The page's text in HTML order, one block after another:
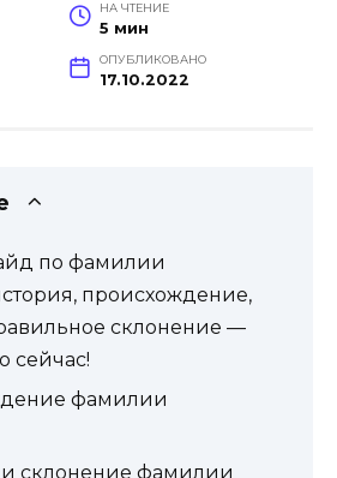
НА ЧТЕНИЕ
5 мин
ОПУБЛИКОВАНО
17.10.2022
по фамилии
происхождение,
склонение —
сейчас!
фамилии
склонение фамилии